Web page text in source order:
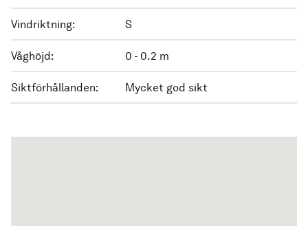
Vindriktning: S
Våghöjd: 0 - 0.2 m
Siktförhållanden: Mycket god sikt